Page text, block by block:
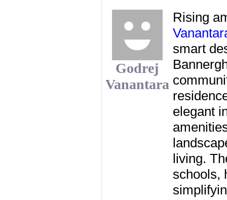
Godrej
Vanantara
Rising
smart
elegant
living.
schools,